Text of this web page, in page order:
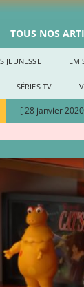
TOUS NOS
JEUNESSE
SÉRIES TV
[ 28 janvier
[ 2 janvier 2020
[ 15 décembre
[ 23 avril 2019 ]
[ 31 juillet 2025
ACTUALITÉ